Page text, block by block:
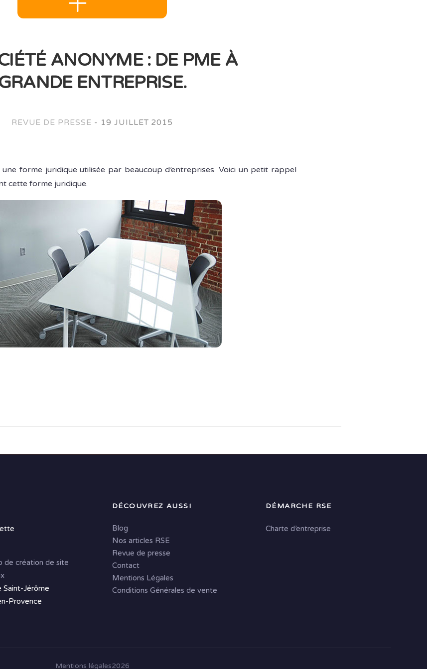
ANONYME : DE PME À
ENTREPRISE.
REVUE DE PRESSE - 19 JUILLET 2015
forme juridique utilisée par beaucoup d’entreprises. Voici un petit rappel
cette forme juridique.
de création de site
Saint-Jérôme
Provence
DÉCOUVREZ AUSSI
Blog
Nos articles RSE
Revue de presse
Contact
Mentions Légales
Conditions Générales de vente
DÉMARCHE RSE
Charte d’entreprise
Mentions légales2026